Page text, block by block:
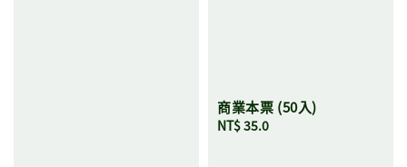
商業本票 (50入)
Regular
NT$ 35.0